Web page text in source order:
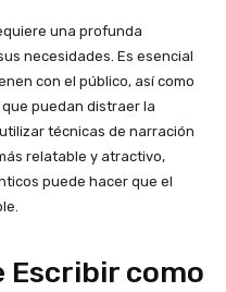
una profunda
necesidades. Es esencial
con el público, así como
puedan distraer la
técnicas de narración
relatable y atractivo,
puede hacer que el
Escribir como